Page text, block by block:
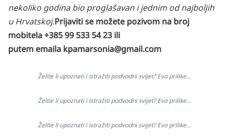
nekoliko godina bio proglašavan i jednim od najboljih
u Hrvatskoj.Prijaviti se možete pozivom na broj
mobitela +385 99 533 54 23 ili
putem emaila kpamarsonia@gmail.com
Želite li upoznati i istražiti podvodni svijet? Evo prilike...
Želite li upoznati i istražiti podvodni svijet? Evo prilike...
Želite li upoznati i istražiti podvodni svijet? Evo prilike...